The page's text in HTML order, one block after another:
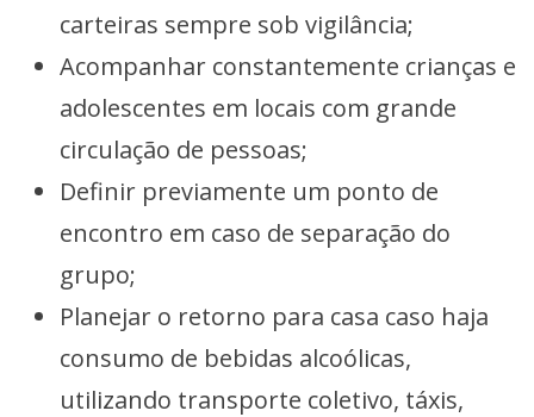
carteiras sempre sob vigilância;
Acompanhar constantemente crianças e
adolescentes em locais com grande
circulação de pessoas;
Definir previamente um ponto de
encontro em caso de separação do
grupo;
Planejar o retorno para casa caso haja
consumo de bebidas alcoólicas,
utilizando transporte coletivo, táxis,